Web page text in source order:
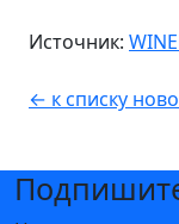
Источник:
← к списку